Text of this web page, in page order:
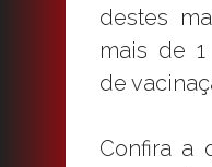
destes
mais de
de
Confira a